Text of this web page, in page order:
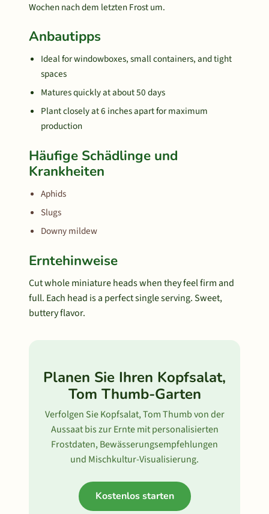
Wochen nach dem letzten Frost um.
Anbautipps
Ideal for windowboxes, small containers, and tight
spaces
Matures quickly at about 50 days
Plant closely at 6 inches apart for maximum
production
Häufige Schädlinge und
Krankheiten
Aphids
Slugs
Downy mildew
Erntehinweise
Cut whole miniature heads when they feel firm and
full. Each head is a perfect single serving. Sweet,
buttery flavor.
Planen Sie Ihren Kopfsalat,
Tom Thumb-Garten
Verfolgen Sie Kopfsalat, Tom Thumb von der
Aussaat bis zur Ernte mit personalisierten
Frostdaten, Bewässerungsempfehlungen
und Mischkultur-Visualisierung.
Kostenlos starten